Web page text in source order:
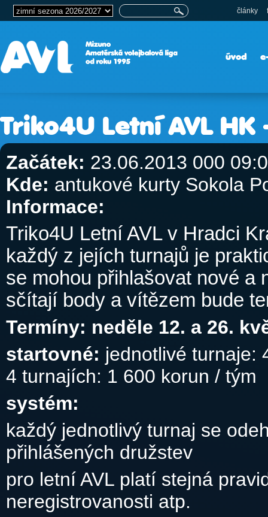
články
úvod
Triko4U Letní AVL
Začátek: 23.06.2013 000
Kde: antukové kurty Sokola
Informace:
Triko4U Letní AVL v Hradci
každý z jejích turnajů je
se mohou přihlašovat nové a
sčítají body a vítězem bude
Termíny: neděle 12. a 26.
startovné: jednotlivé turnaje:
4 turnajích: 1 600 korun / tým
systém:
každý jednotlivý turnaj se
přihlášených družstev
pro letní AVL platí stejná
neregistrovanosti atp.